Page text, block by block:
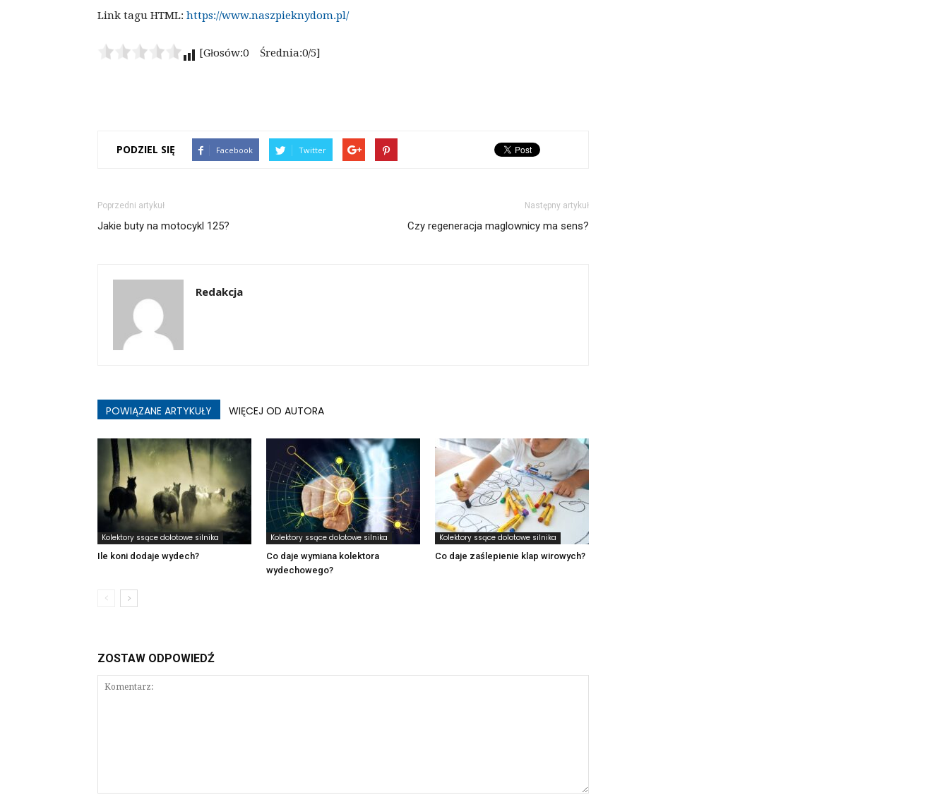
Link tagu HTML: https://www.naszpieknydom.pl/
[Głosów:0 Średnia:0/5]
PODZIEL SIĘ Facebook Twitter
Poprzedni artykuł
Jakie buty na motocykl 125?
Następny artykuł
Czy regeneracja maglownicy ma sens?
Redakcja
POWIĄZANE ARTYKUŁY WIĘCEJ OD AUTORA
Kolektory ssące dolotowe silnika
Ile koni dodaje wydech?
Kolektory ssące dolotowe silnika
Co daje wymiana kolektora
wydechowego?
Kolektory ssące dolotowe silnika
Co daje zaślepienie klap wirowych?
ZOSTAW ODPOWIEDŹ